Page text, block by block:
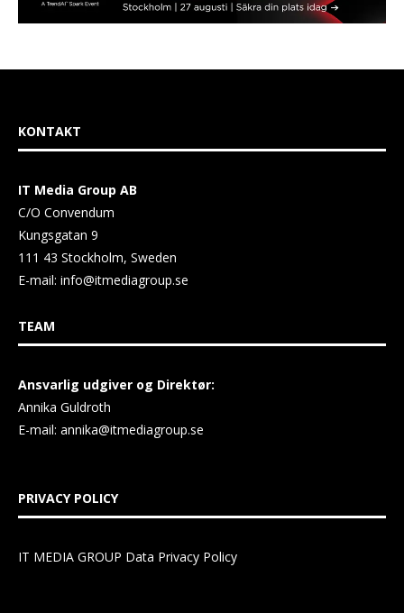
KONTAKT
IT Media Group AB
C/O Convendum
Kungsgatan 9
111 43 Stockholm, Sweden
E-mail: info@itmediagroup.se
TEAM
Ansvarlig udgiver og Direktør:
Annika Guldroth
E-mail: annika@itmediagroup.se
PRIVACY POLICY
IT MEDIA GROUP Data Privacy Policy